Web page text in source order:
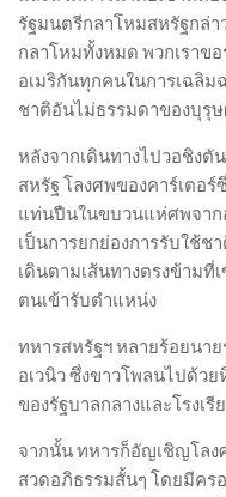
รัฐมนตรีกลาโหมสหรัฐกล่า
กลาโหมทั้งหมด พวกเราข
อเมริกันทุกคนในการเฉลิม
ชาติอันไม่ธรรมดาของบุรุษ
หลังจากเดินทางไปวอชิงตั
สหรัฐ โลงศพของคาร์เตอ
แท่นปืนในขบวนแห่ศพจาก
เป็นการยกย่องการรับใช้ช
เดินตามเส้นทางตรงข้ามที่
ตนเข้ารับตำแหน่ง
ทหารสหรัฐฯ หลายร้อยนา
อเวนิว ซึ่งขาวโพลนไปด้ว
ของรัฐบาลกลางและโรงเ
จากนั้น ทหารก็อัญเชิญโลง
สวดอภิธรรมสั้นๆ โดยมีคร